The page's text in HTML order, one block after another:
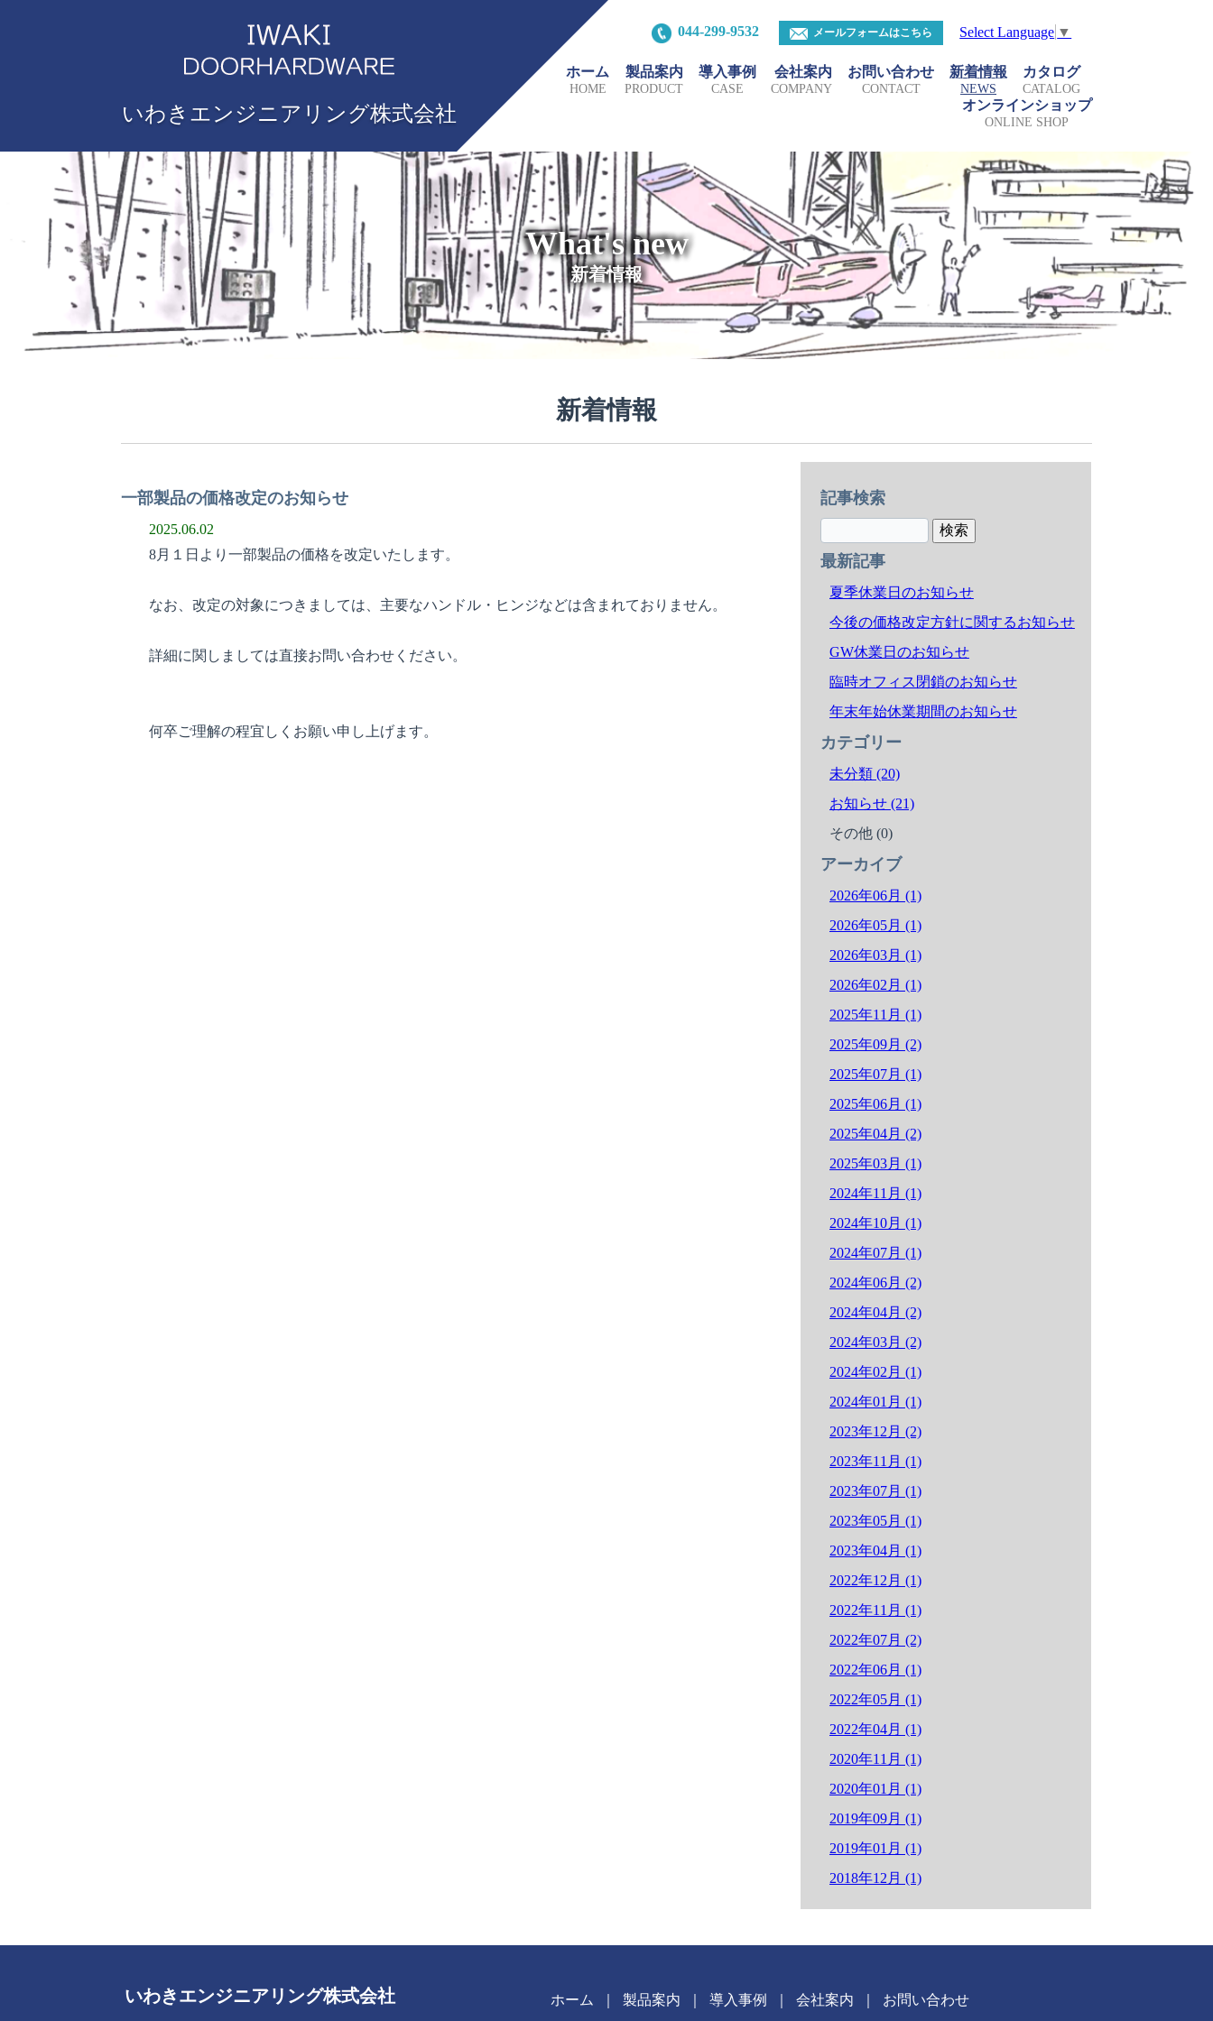
いわきエンジニアリング株式会社
044-299-9532 メールフォームはこちら Select Language ▼
ホーム
HOME
製品案内
PRODUCT
導入事例
CASE
会社案内
COMPANY
お問い合わせ
CONTACT
新着情報
NEWS
カタログ
CATALOG
オンラインショップ
ONLINE SHOP
What's new
新着情報
新着情報
一部製品の価格改定のお知らせ
2025.06.02
8月１日より一部製品の価格を改定いたします。
なお、改定の対象につきましては、主要なハンドル・ヒンジなどは含まれておりません。
詳細に関しましては直接お問い合わせください。
何卒ご理解の程宜しくお願い申し上げます。
記事検索
最新記事
夏季休業日のお知らせ
今後の価格改定方針に関するお知らせ
GW休業日のお知らせ
臨時オフィス閉鎖のお知らせ
年末年始休業期間のお知らせ
カテゴリー
未分類 (20)
お知らせ (21)
その他 (0)
アーカイブ
2026年06月 (1)
2026年05月 (1)
2026年03月 (1)
2026年02月 (1)
2025年11月 (1)
2025年09月 (2)
2025年07月 (1)
2025年06月 (1)
2025年04月 (2)
2025年03月 (1)
2024年11月 (1)
2024年10月 (1)
2024年07月 (1)
2024年06月 (2)
2024年04月 (2)
2024年03月 (2)
2024年02月 (1)
2024年01月 (1)
2023年12月 (2)
2023年11月 (1)
2023年07月 (1)
2023年05月 (1)
2023年04月 (1)
2022年12月 (1)
2022年11月 (1)
2022年07月 (2)
2022年06月 (1)
2022年05月 (1)
2022年04月 (1)
2020年11月 (1)
2020年01月 (1)
2019年09月 (1)
2019年01月 (1)
2018年12月 (1)
いわきエンジニアリング株式会社 ホーム 製品案内 導入事例 会社案内 お問い合わせ